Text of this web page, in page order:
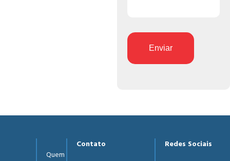
Enviar
Quem
Contato Redes Sociais